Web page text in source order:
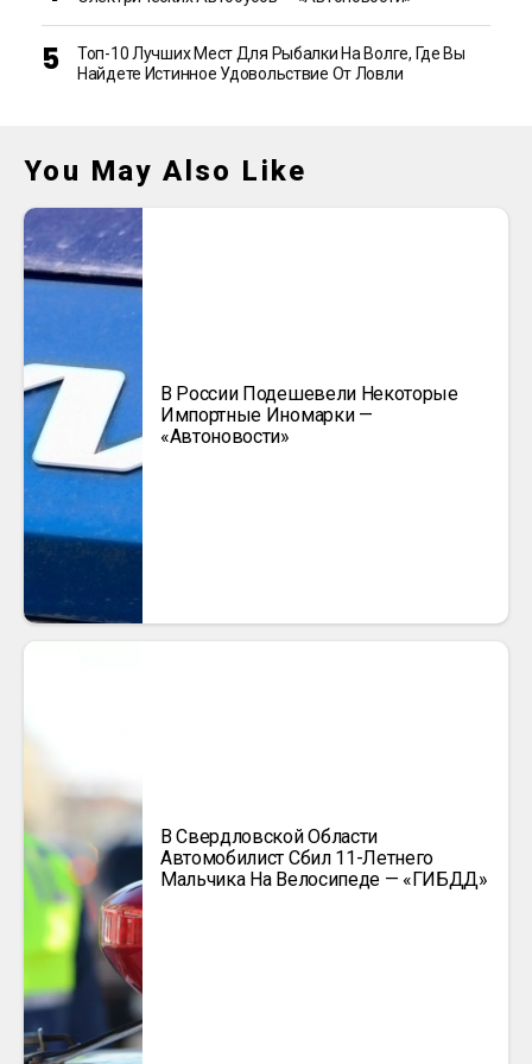
Топ-10 Лучших Мест Для Рыбалки На Волге, Где Вы
Найдете Истинное Удовольствие От Ловли
You May Also Like
В России Подешевели Некоторые
Импортные Иномарки —
«Автоновости»
В Свердловской Области
Автомобилист Сбил 11-Летнего
Мальчика На Велосипеде — «ГИБДД»